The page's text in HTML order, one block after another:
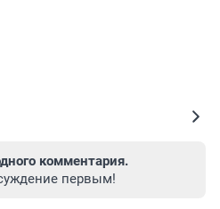
комментария.
первым!